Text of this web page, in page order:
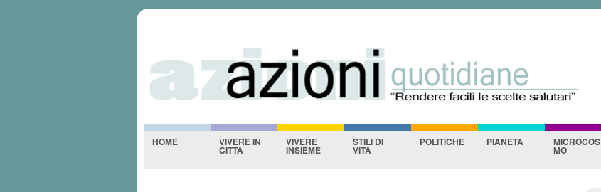
Azioniquotidiane
HOME VIVERE IN
CITTÀ
VIVERE
INSIEME
STILI DI
VITA
POLITICHE PIANETA MICROCOS
MO